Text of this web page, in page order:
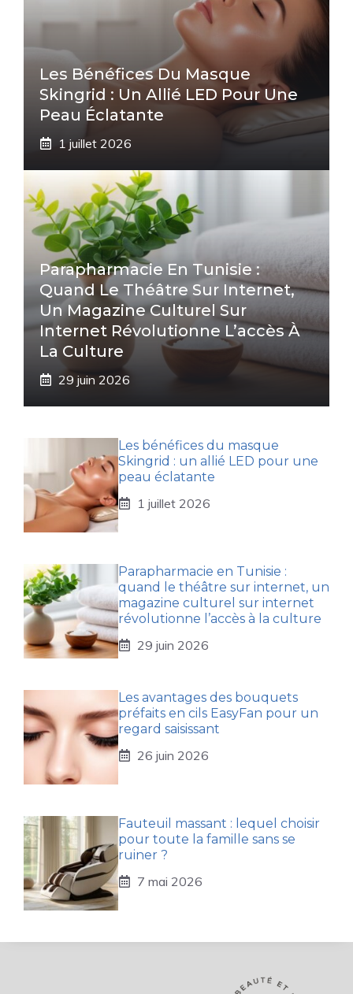
Les Bénéfices Du Masque
Skingrid : Un Allié LED Pour Une
Peau Éclatante
1 juillet 2026
Parapharmacie En Tunisie :
Quand Le Théâtre Sur Internet,
Un Magazine Culturel Sur
Internet Révolutionne L’accès À
La Culture
29 juin 2026
Les bénéfices du masque
Skingrid : un allié LED pour une
peau éclatante
1 juillet 2026
Parapharmacie en Tunisie :
quand le théâtre sur internet, un
magazine culturel sur internet
révolutionne l’accès à la culture
29 juin 2026
Les avantages des bouquets
préfaits en cils EasyFan pour un
regard saisissant
26 juin 2026
Fauteuil massant : lequel choisir
pour toute la famille sans se
ruiner ?
7 mai 2026